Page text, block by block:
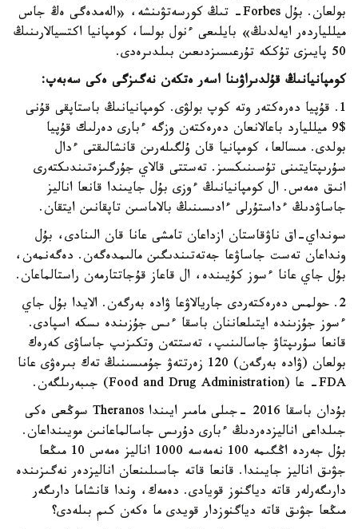
بولعان. بۇل Forbes- تىڭ كورسەتۋىنشە، «الەمدەگى ەڭ جاس
ميللياردەر ايەلدىڭ» بايلىعى ءنول بولسا، كومپانيا اكتسيالارىنىڭ
50 پايىزى تۇككە تۇرعىسىزدىعىن بىلدىرەدى.
كومپانيانىڭ قۇلدىراۋىنا اسەر ەتكەن نەگىزگى ەكى سەبەپ:
1. قۇپيا دەرەكتەر وتە كوپ بولۋى. كومپانيانىڭ باستاپقى قۇنى
$9 ميلليارد باعالانعان دەرەكتەن وزگە ءبارى دەرلىك قۇپيا
بولدى. مىسالعا، كومپانيا قان ۇلگىلەرىن قانشالىقتى ءدال
سۇرىپتايتىنى تۇسىنىكسىز. تەستتى قالاي جۇرگىزەتىندىكتەرى
انىق ەمەس. ال كومپانيانىڭ ءوزى بۇل جايىندا قانعا اناليز
جاساۋدىڭ ءداستۇرلى ءادىسىنىڭ بالاماسىن تاپقانىن ايتقان.
سونداي-اق ناۋقاستان ازداعان تامشى عانا قان الىنادى، بۇل
ونداعان تەست جاساۋعا جەتەتىندىگىن مالىمدەگەن. دەگەنمەن،
بۇل جاي عانا ءسوز كۇيىندە، ال قاعاز قۇجاتتارمەن راستالماعان.
2. حولمس دەرەكتەردى جاريالاۋعا ۋادە بەرگەن. الايدا بۇل جاي
ءسوز جۇزىندە ايتىلعاننان باسقا ءىس جۇزىندە ىسكە اسپادى.
قانعا سۇرىپتاۋ جاسالىنىپ، تەستتەن وتكىزىپ جاساۋى كەرەك
بولعان (ۋادە بەرگەن) 120 زەرتتەۋ جۇمىسىنىڭ تەك بىرەۋى عانا
FDA- عا (Food and Drug Administration) جىبەرىلگەن.
بۇدان باسقا 2016 -جىلى مامىر ايىندا Theranos سوڭعى ەكى
جىلداعى اناليزدەردىڭ ءبارى دۇرىس جاسالماعانىن مويىنداعان.
بۇل جەردە اڭگىمە 100 نەمەسە 1000 اناليز ەمەس 10 مىڭعا
جۋىق اناليز جايىندا. قانعا قاتە جاسىلىنعان اناليزدەر نەگىزىندە
دارىگەرلەر قاتە دياگنوز قويادى. دەمەك، وندا قانشاما دارىگەر
مىڭعا جۋىق قاتە دياگنوزدار قويدى ما ەكەن كىم بىلەدى؟